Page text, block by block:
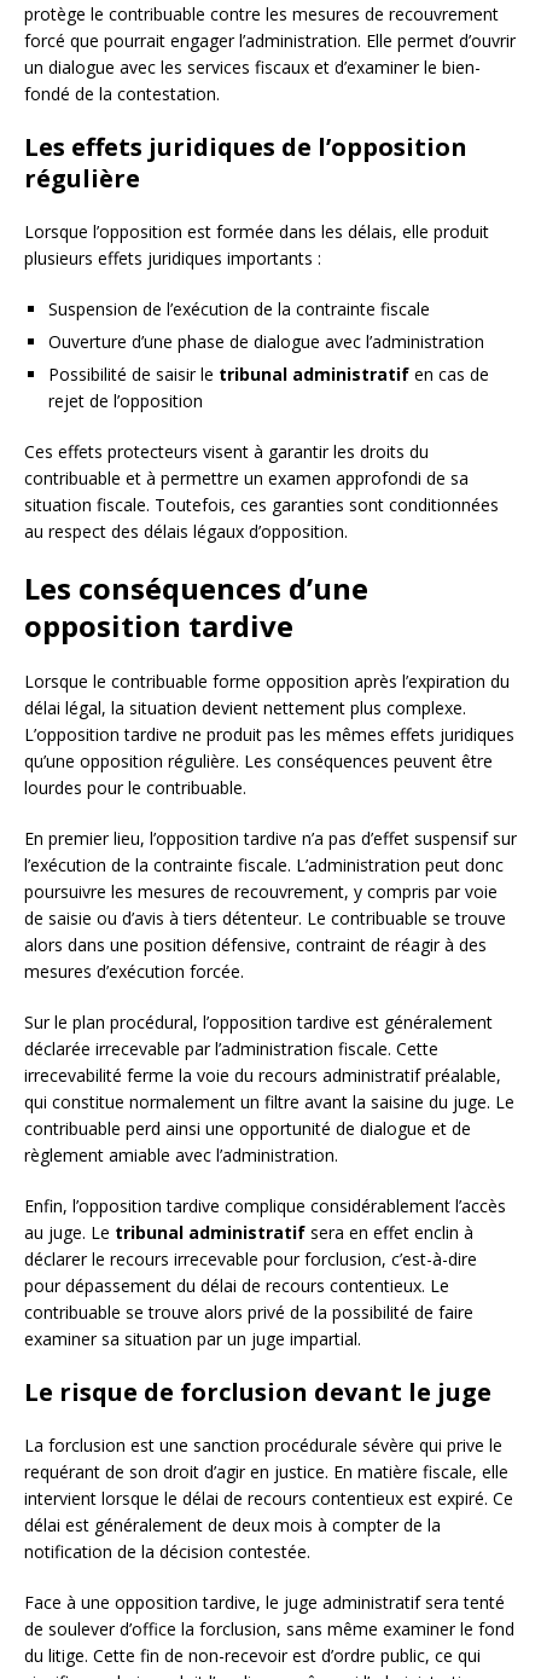
protège le contribuable contre les mesures de recouvrement
forcé que pourrait engager l’administration. Elle permet d’ouvrir
un dialogue avec les services fiscaux et d’examiner le bien-
fondé de la contestation.
Les effets juridiques de l’opposition
régulière
Lorsque l’opposition est formée dans les délais, elle produit
plusieurs effets juridiques importants :
Suspension de l’exécution de la contrainte fiscale
Ouverture d’une phase de dialogue avec l’administration
Possibilité de saisir le tribunal administratif en cas de
rejet de l’opposition
Ces effets protecteurs visent à garantir les droits du
contribuable et à permettre un examen approfondi de sa
situation fiscale. Toutefois, ces garanties sont conditionnées
au respect des délais légaux d’opposition.
Les conséquences d’une
opposition tardive
Lorsque le contribuable forme opposition après l’expiration du
délai légal, la situation devient nettement plus complexe.
L’opposition tardive ne produit pas les mêmes effets juridiques
qu’une opposition régulière. Les conséquences peuvent être
lourdes pour le contribuable.
En premier lieu, l’opposition tardive n’a pas d’effet suspensif sur
l’exécution de la contrainte fiscale. L’administration peut donc
poursuivre les mesures de recouvrement, y compris par voie
de saisie ou d’avis à tiers détenteur. Le contribuable se trouve
alors dans une position défensive, contraint de réagir à des
mesures d’exécution forcée.
Sur le plan procédural, l’opposition tardive est généralement
déclarée irrecevable par l’administration fiscale. Cette
irrecevabilité ferme la voie du recours administratif préalable,
qui constitue normalement un filtre avant la saisine du juge. Le
contribuable perd ainsi une opportunité de dialogue et de
règlement amiable avec l’administration.
Enfin, l’opposition tardive complique considérablement l’accès
au juge. Le tribunal administratif sera en effet enclin à
déclarer le recours irrecevable pour forclusion, c’est-à-dire
pour dépassement du délai de recours contentieux. Le
contribuable se trouve alors privé de la possibilité de faire
examiner sa situation par un juge impartial.
Le risque de forclusion devant le juge
La forclusion est une sanction procédurale sévère qui prive le
requérant de son droit d’agir en justice. En matière fiscale, elle
intervient lorsque le délai de recours contentieux est expiré. Ce
délai est généralement de deux mois à compter de la
notification de la décision contestée.
Face à une opposition tardive, le juge administratif sera tenté
de soulever d’office la forclusion, sans même examiner le fond
du litige. Cette fin de non-recevoir est d’ordre public, ce qui